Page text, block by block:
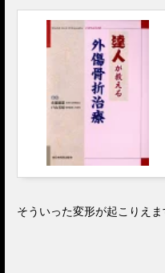
そういった変形が起こりえま